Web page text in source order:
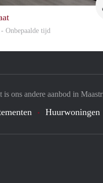
Onbepaalde tijd
ons andere aanbod in
Huurwoningen